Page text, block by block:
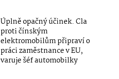
Úplně opačný účinek. Cla
proti čínským
elektromobilům připraví o
práci zaměstnance v EU,
varuje šéf automobilky